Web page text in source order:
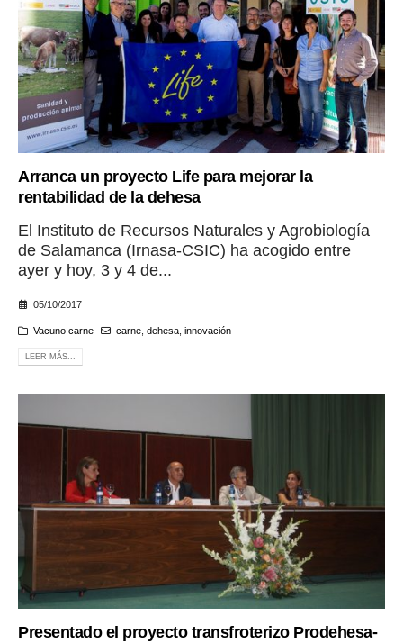
Arranca un proyecto Life para mejorar la
rentabilidad de la dehesa
El Instituto de Recursos Naturales y Agrobiología
de Salamanca (Irnasa-CSIC) ha acogido entre
ayer y hoy, 3 y 4 de...
05/10/2017
Vacuno carne carne, dehesa, innovación
LEER MÁS...
Presentado el proyecto transfroterizo Prodehesa-